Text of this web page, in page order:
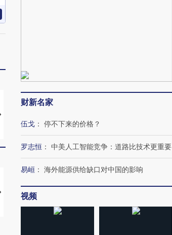
视线｜“入侵”还是“人道危
机”？难民潮撕裂西班牙
飞地休达
128毫米 紧急转移近
4000人
米
特朗普出席葬礼疑似打瞌
睡引争议 白宫怒斥批评
猛犸象化石接连露出
财新名家
伍戈 ： 停不下来的价格？
罗志恒 ： 中美人工智能竞争：道路比技术更重要
易峘 ： 海外能源供给缺口对中国的影响
视频